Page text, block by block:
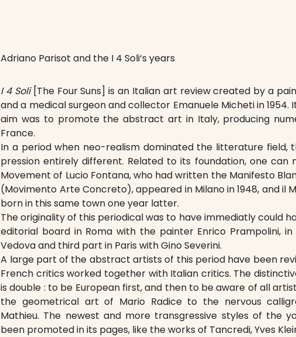
Adriano Parisot and the I 4 Soli‘s years
I 4 Soli[The Four Suns] is an Italian art review created by a
and a medical surgeon and collector Emanuele Micheti in 1954.
aim was to promote the abstract art in Italy, producing
France.
In a period when neo-realism dominated the litterature field,
pression entirely different. Related to its foundation, one can
Movement of Lucio Fontana, who had written the Manifesto
(Movimento Arte Concreto), appeared in Milano in 1948, and il
born in this same town one year latter.
The originality of this periodical was to have immediatly could
editorial board in Roma with the painter Enrico Prampolini, in
Vedova and third part in Paris with Gino Severini.
A large part of the abstract artists of this period have been
French critics worked together with Italian critics. The
is double : to be European first, and then to be aware of all
the geometrical art of Mario Radice to the nervous
Mathieu. The newest and more transgressive styles of the
been promoted in its pages, like the works of Tancredi, Yves